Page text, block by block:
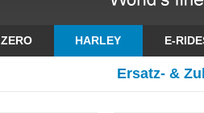
ZERO HARLEY E-
Ersatz- &